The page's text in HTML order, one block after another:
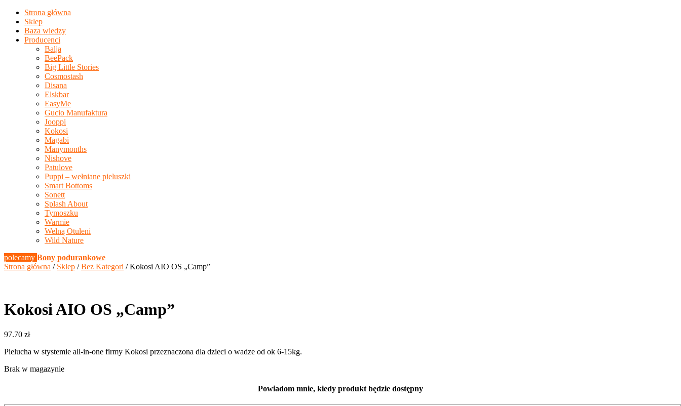
Strona główna
Sklep
Baza wiedzy
Producenci
Balja
BeePack
Big Little Stories
Cosmostash
Disana
Elskbar
EasyMe
Gucio Manufaktura
Jooppi
Kokosi
Magabi
Manymonths
Nishove
Patulove
Puppi – wełniane pieluszki
Smart Bottoms
Sonett
Splash About
Tymoszku
Warmie
Wełną Otuleni
Wild Nature
polecamy Bony podurankowe
Strona główna / Sklep /Bez Kategori / Kokosi AIO OS „Camp”
Kokosi AIO OS „Camp”
97.70 zł
Pielucha w stystemie all-in-one firmy Kokosi przeznaczona dla dzieci o wadze od ok 6-15kg.
Brak w magazynie
Powiadom mnie, kiedy produkt będzie dostępny